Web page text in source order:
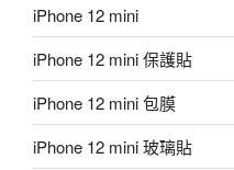
iPhone 12 mini
iPhone 12 mini 保護貼
iPhone 12 mini 包膜
iPhone 12 mini 玻璃貼